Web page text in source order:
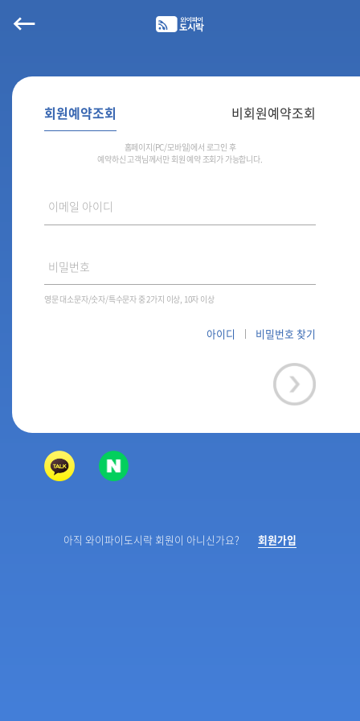
회원예약조회 비회원예약조회
홈페이지(PC/모바일)에서 로그인 후
예약하신 고객님께서만 회원 예약 조회가 가능합니다.
이메일 아이디
비밀번호
영문 대소문자/숫자/특수문자 중 2가지 이상, 10자 이상
아이디 비밀번호 찾기
아직 와이파이도시락 회원이 아니신가요? 회원가입